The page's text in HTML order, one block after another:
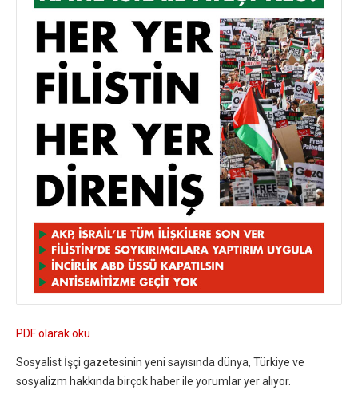
PDF olarak oku
Sosyalist İşçi gazetesinin yeni sayısında dünya, Türkiye ve
sosyalizm hakkında birçok haber ile yorumlar yer alıyor.